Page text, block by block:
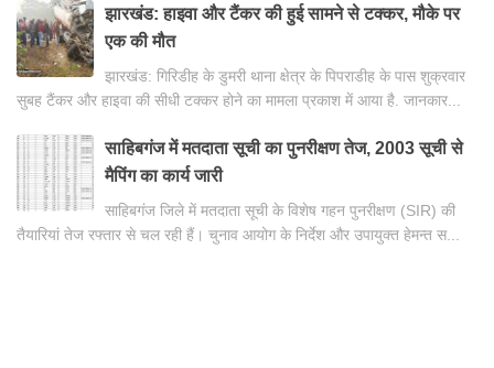
झारखंड: हाइवा और टैंकर की हुई सामने से टक्कर, मौके पर
एक की मौत
झारखंड: गिरिडीह के डुमरी थाना क्षेत्र के पिपराडीह के पास शुक्रवार
सुबह टैंकर और हाइवा की सीधी टक्कर होने का मामला प्रकाश में आया है. जानकार...
साहिबगंज में मतदाता सूची का पुनरीक्षण तेज, 2003 सूची से
मैपिंग का कार्य जारी
साहिबगंज जिले में मतदाता सूची के विशेष गहन पुनरीक्षण (SIR) की
तैयारियां तेज रफ्तार से चल रही हैं। चुनाव आयोग के निर्देश और उपायुक्त हेमन्त स...